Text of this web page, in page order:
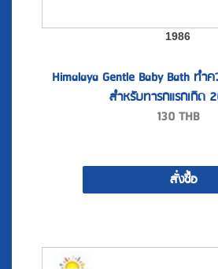
1986
Himalaya Gentle Baby Bath ทำ
สำหรับทารกแรกเกิด
130 THB
สั่งซื้อ